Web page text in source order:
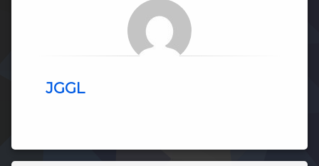
JGGL